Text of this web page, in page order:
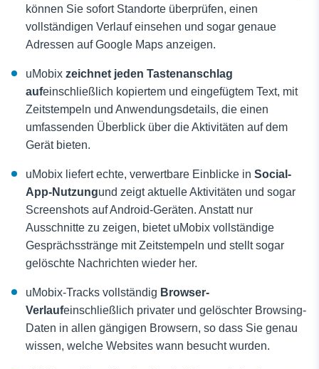
können Sie sofort Standorte überprüfen, einen
vollständigen Verlauf einsehen und sogar genaue
Adressen auf Google Maps anzeigen.
uMobix zeichnet jeden Tastenanschlag
aufeinschließlich kopiertem und eingefügtem Text, mit
Zeitstempeln und Anwendungsdetails, die einen
umfassenden Überblick über die Aktivitäten auf dem
Gerät bieten.
uMobix liefert echte, verwertbare Einblicke in Social-
App-Nutzungund zeigt aktuelle Aktivitäten und sogar
Screenshots auf Android-Geräten. Anstatt nur
Ausschnitte zu zeigen, bietet uMobix vollständige
Gesprächsstränge mit Zeitstempeln und stellt sogar
gelöschte Nachrichten wieder her.
uMobix-Tracks vollständig Browser-
Verlaufeinschließlich privater und gelöschter Browsing-
Daten in allen gängigen Browsern, so dass Sie genau
wissen, welche Websites wann besucht wurden.